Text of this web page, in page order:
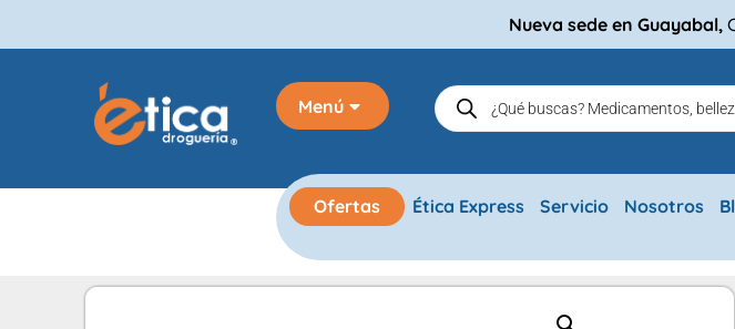
Nueva sede en Guayabal,
Menú
Ofertas Ética Express Servicio Nosotros